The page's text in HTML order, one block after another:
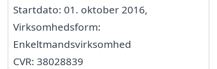
Startdato: 01. oktober 2016,
Virksomhedsform:
Enkeltmandsvirksomhed
CVR: 38028839